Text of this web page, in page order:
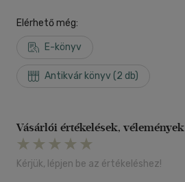
Elérhető még:
E-könyv
Antikvár könyv (2 db)
Vásárlói értékelések, vélemények
Kérjük, lépjen be az értékeléshez!